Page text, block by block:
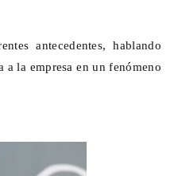
antecedentes, hablando
la empresa en un fenómeno